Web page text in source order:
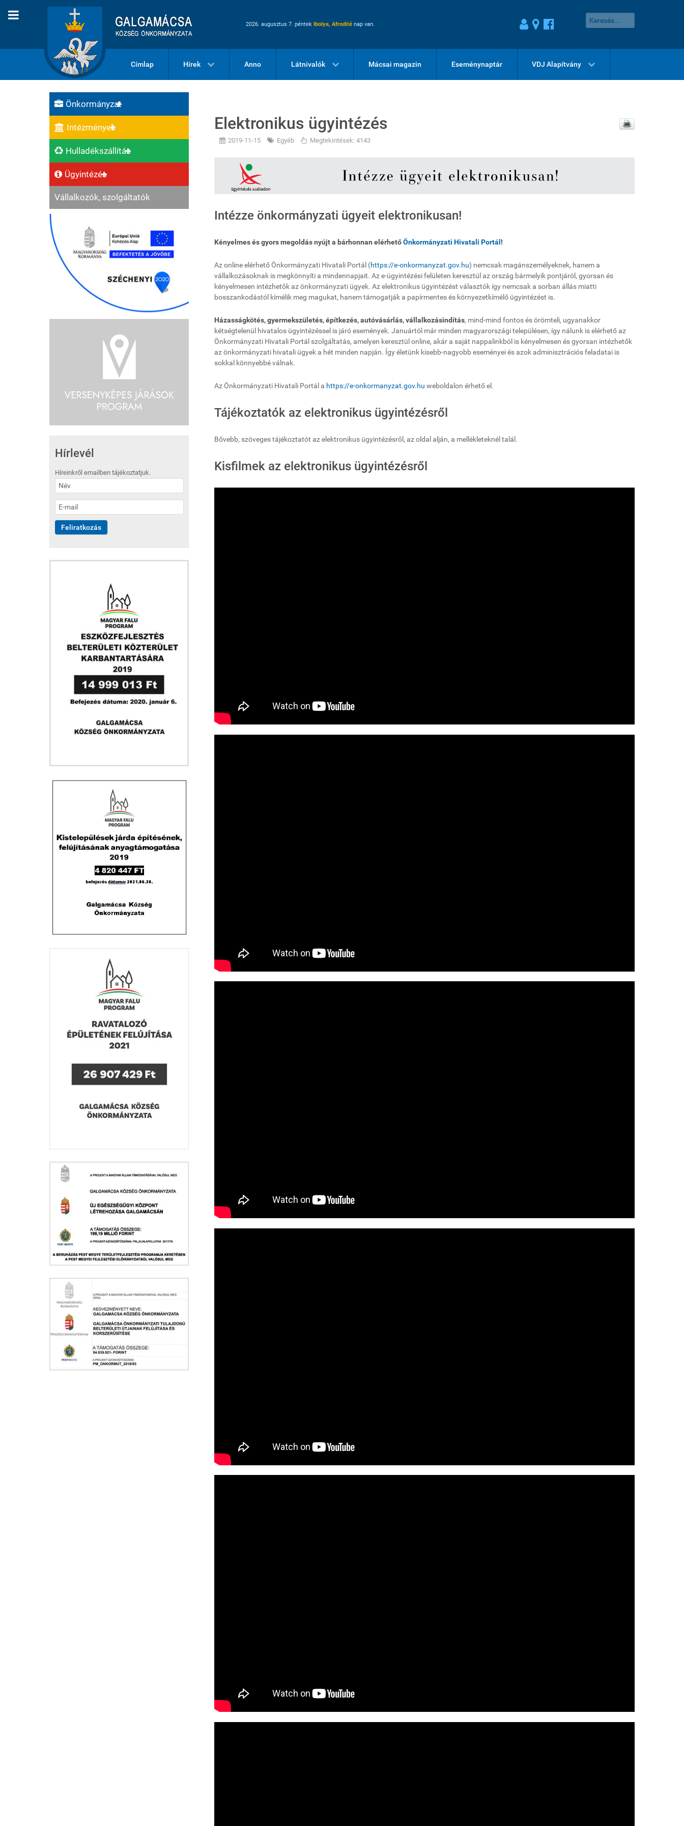
2026. augusztus 7. péntek Ibolya, Afrodité nap van.
Címlap Hírek Anno Látnivalók Mácsai magazin Eseménynaptár VDJ Alapítvány
Önkormányzat
Intézmények
Hulladékszállítás
Ügyintézés
Vállalkozók, szolgáltatók
Hírlevél
Híreinkről emailben tájékoztatjuk.
Elektronikus ügyintézés
2019-11-15 Egyéb Megtekintések: 4143
Intézze önkormányzati ügyeit elektronikusan!
Kényelmes és gyors megoldás nyújt a bárhonnan elérhetőÖnkormányzati Hivatali Portál !
Az online elérhető Önkormányzati Hivatali Portál (https://e-onkormanyzat.gov.hu) nemcsak magánszemélyeknek, hanem a
vállalkozásoknak is megkönnyíti a mindennapjait. Az e-ügyintézési felületen keresztül az ország bármelyik pontjáról, gyorsan és
kényelmesen intézhetők az önkormányzati ügyek. Az elektronikus ügyintézést választók így nemcsak a sorban állás miatti
bosszankodástól kímélik meg magukat, hanem támogatják a papírmentes és környezetkímélő ügyintézést is.
Házasságkötés, gyermekszületés, építkezés, autóvásárlás, vállalkozásindítás, mind-mind fontos és örömteli, ugyanakkor
kétségtelenül hivatalos ügyintézéssel is járó események. Januártól már minden magyarországi településen, így nálunk is elérhető az
Önkormányzati Hivatali Portál szolgáltatás, amelyen keresztül online, akár a saját nappalinkból is kényelmesen és gyorsan intézhetők
az önkormányzati hivatali ügyek a hét minden napján. Így életünk kisebb-nagyobb eseményei és azok adminisztrációs feladatai is
sokkal könnyebbé válnak.
Az Önkormányzati Hivatali Portál a https://e-onkormanyzat.gov.hu weboldalon érhető el.
Tájékoztatók az elektronikus ügyintézésről
Bővebb, szöveges tájékoztatót az elektronikus ügyintézésről, az oldal alján, a mellékleteknél talál.
Kisfilmek az elektronikus ügyintézésről